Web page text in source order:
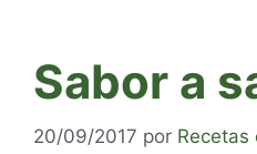
Sabor a
20/09/2017 por Recetas